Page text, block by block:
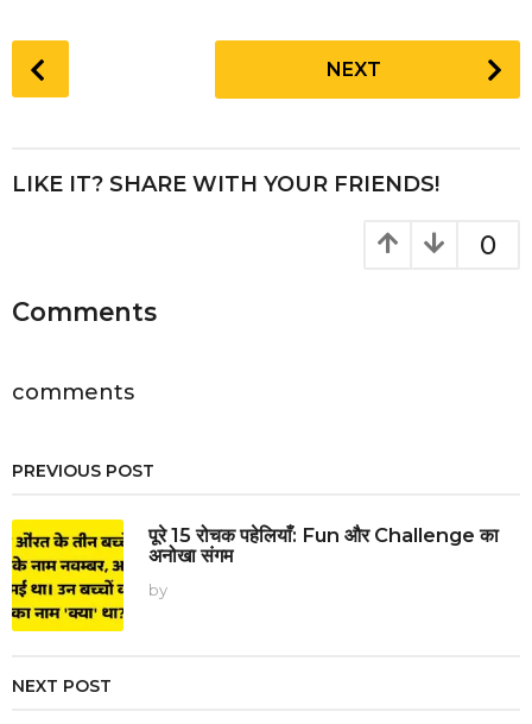
o
P
n
i
n
NEXT
LIKE IT? SHARE WITH YOUR FRIENDS!
0
Comments
comments
PREVIOUS POST
पूरे 15 रोचक पहेलियाँ: Fun और Challenge का
अनोखा संगम
by
NEXT POST